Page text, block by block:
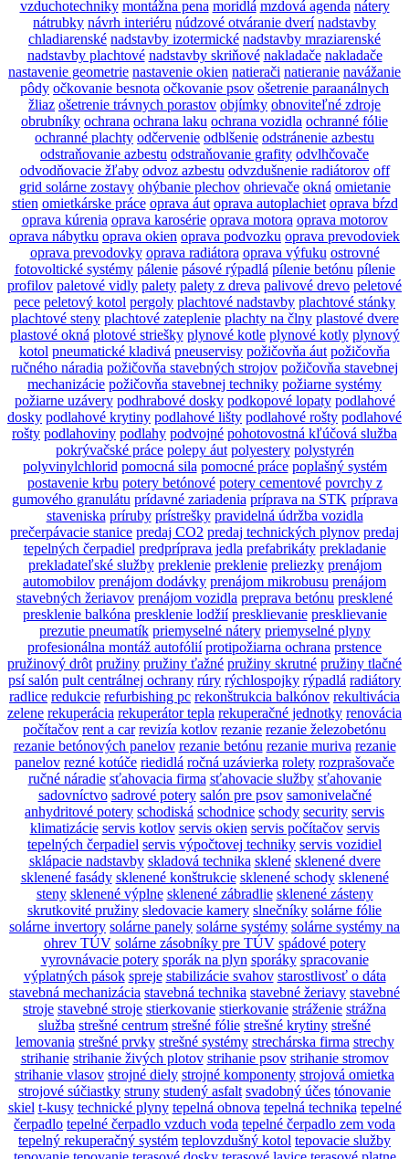
vzduchotechniky montážna pena moridlá mzdová agenda nátery
nátrubky návrh interiéru núdzové otváranie dverí nadstavby
chladiarenské nadstavby izotermické nadstavby mraziarenské
nadstavby plachtové nadstavby skriňové nakladače nakladače
nastavenie geometrie nastavenie okien natierači natieranie navážanie
pôdy očkovanie besnota očkovanie psov ošetrenie paraanálnych
žliaz ošetrenie trávnych porastov objímky obnoviteľné zdroje
obrubníky ochrana ochrana laku ochrana vozidla ochranné fólie
ochranné plachty odčervenie odblšenie odstránenie azbestu
odstraňovanie azbestu odstraňovanie grafity odvlhčovače
odvodňovacie žľaby odvoz azbestu odvzdušnenie radiátorov off
grid solárne zostavy ohýbanie plechov ohrievače okná omietanie
stien omietkárske práce oprava áut oprava autoplachiet oprava bŕzd
oprava kúrenia oprava karosérie oprava motora oprava motorov
oprava nábytku oprava okien oprava podvozku oprava prevodoviek
oprava prevodovky oprava radiátora oprava výfuku ostrovné
fotovoltické systémy pálenie pásové rýpadlá pílenie betónu pílenie
profilov paletové vidly palety palety z dreva palivové drevo peletové
pece peletový kotol pergoly plachtové nadstavby plachtové stánky
plachtové steny plachtové zateplenie plachty na člny plastové dvere
plastové okná plotové striešky plynové kotle plynové kotly plynový
kotol pneumatické kladivá pneuservisy požičovňa áut požičovňa
ručného náradia požičovňa stavebných strojov požičovňa stavebnej
mechanizácie požičovňa stavebnej techniky požiarne systémy
požiarne uzávery podhrabové dosky podkopové lopaty podlahové
dosky podlahové krytiny podlahové lišty podlahové rošty podlahové
rošty podlahoviny podlahy podvojné pohotovostná kľúčová služba
pokrývačské práce polepy áut polyestery polystyrén
polyvinylchlorid pomocná sila pomocné práce poplašný systém
postavenie krbu potery betónové potery cementové povrchy z
gumového granulátu prídavné zariadenia príprava na STK príprava
staveniska príruby prístrešky pravidelná údržba vozidla
prečerpávacie stanice predaj CO2 predaj technických plynov predaj
tepelných čerpadiel predpríprava jedla prefabrikáty prekladanie
prekladateľské služby preklenie preklenie preliezky prenájom
automobilov prenájom dodávky prenájom mikrobusu prenájom
stavebných žeriavov prenájom vozidla preprava betónu presklené
presklenie balkóna presklenie lodžií presklievanie presklievanie
prezutie pneumatík priemyselné nátery priemyselné plyny
profesionálna montáž autofólií protipožiarna ochrana prstence
pružinový drôt pružiny pružiny ťažné pružiny skrutné pružiny tlačné
psí salón pult centrálnej ochrany rúry rýchlospojky rýpadlá radiátory
radlice redukcie refurbishing pc rekonštrukcia balkónov rekultivácia
zelene rekuperácia rekuperátor tepla rekuperačné jednotky renovácia
počítačov rent a car revizía kotlov rezanie rezanie železobetónu
rezanie betónových panelov rezanie betónu rezanie muriva rezanie
panelov rezné kotúče riedidlá ročná uzávierka rolety rozprašovače
ručné náradie sťahovacia firma sťahovacie služby sťahovanie
sadovníctvo sadrové potery salón pre psov samonivelačné
anhydritové potery schodiská schodnice schody security servis
klimatizácie servis kotlov servis okien servis počítačov servis
tepelných čerpadiel servis výpočtovej techniky servis vozidiel
sklápacie nadstavby skladová technika sklené sklenené dvere
sklenené fasády sklenené konštrukcie sklenené schody sklenené
steny sklenené výplne sklenené zábradlie sklenené zásteny
skrutkovité pružiny sledovacie kamery slnečníky solárne fólie
solárne invertory solárne panely solárne systémy solárne systémy na
ohrev TÚV solárne zásobníky pre TÚV spádové potery
vyrovnávacie potery sporák na plyn sporáky spracovanie
výplatných pások spreje stabilizácie svahov starostlivosť o dáta
stavebná mechanizácia stavebná technika stavebné žeriavy stavebné
stroje stavebné stroje stierkovanie stierkovanie stráženie strážna
služba strešné centrum strešné fólie strešné krytiny strešné
lemovania strešné prvky strešné systémy strechárska firma strechy
strihanie strihanie živých plotov strihanie psov strihanie stromov
strihanie vlasov strojné diely strojné komponenty strojová omietka
strojové súčiastky struny studený asfalt svadobný účes tónovanie
skiel t-kusy technické plyny tepelná obnova tepelná technika tepelné
čerpadlo tepelné čerpadlo vzduch voda tepelné čerpadlo zem voda
tepelný rekuperačný systém teplovzdušný kotol tepovacie služby